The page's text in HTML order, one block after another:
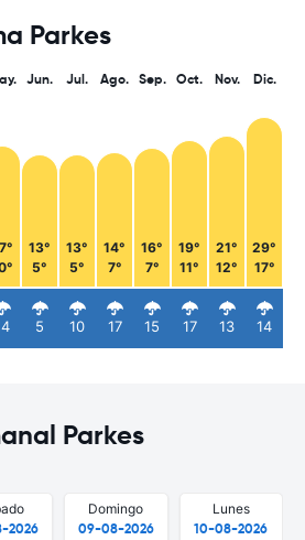
Parkes
Jun.
13°
5°
5
Jul.
13°
5°
10
Ago.
14°
7°
17
Sep.
16°
7°
15
Oct.
19°
11°
17
Nov.
21°
12°
13
Dic.
29°
17°
14
Parkes
2026
Domingo
09-08-2026
Lunes
10-08-2026